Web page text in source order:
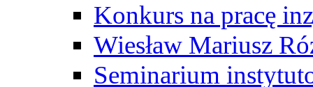
Konkurs na pracę
Wiesław Mariusz
Seminarium